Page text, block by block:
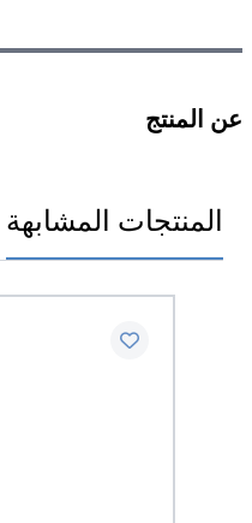
عن المنتج
المنتجات المشابهة